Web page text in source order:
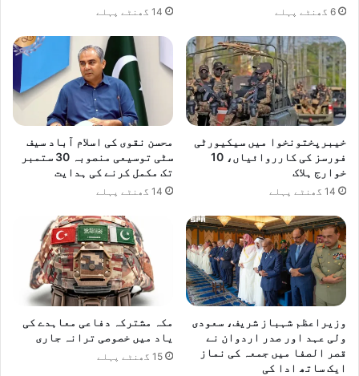
6 گھنٹے پہلے 14 گھنٹے پہلے
خیبرپختونخوا میں سیکیورٹی
فورسز کی کارروائیاں، 10
خوارج ہلاک
14 گھنٹے پہلے
محسن نقوی کی اسلام آباد سیف
سٹی توسیعی منصوبہ 30 ستمبر
تک مکمل کرنے کی ہدایت
14 گھنٹے پہلے
وزیراعظم شہباز شریف، سعودی
ولی عہد اور صدر اردوان نے
قصر الصفا میں جمعہ کی نماز
ایک ساتھ ادا کی
مکہ مشترکہ دفاعی معاہدے کی
یاد میں خصوصی ترانہ جاری
15 گھنٹے پہلے